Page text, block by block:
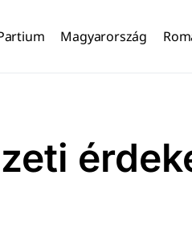
Magyarország